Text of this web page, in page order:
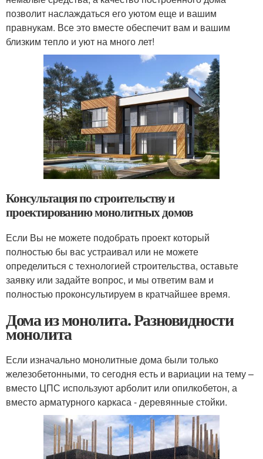
позволит наслаждаться его уютом еще и вашим
правнукам. Все это вместе обеспечит вам и вашим
близким тепло и уют на много лет!
Консультация по строительству и
проектированию монолитных домов
Если Вы не можете подобрать проект который
полностью бы вас устраивал или не можете
определиться с технологией строительства, оставьте
заявку или задайте вопрос, и мы ответим вам и
полностью проконсультируем в кратчайшее время.
Дома из монолита. Разновидности
монолита
Если изначально монолитные дома были только
железобетонными, то сегодня есть и вариации на тему –
вместо ЦПС используют арболит или опилкобетон, а
вместо арматурного каркаса - деревянные стойки.